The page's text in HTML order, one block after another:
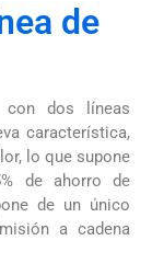
de
con dos líneas
característica,
lo que supone
de ahorro de
de un único
a cadena